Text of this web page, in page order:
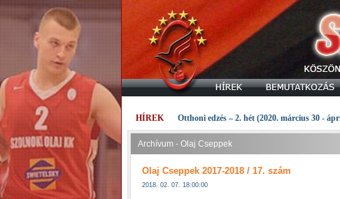
HÍREK Otthoni edzés – 2. hét (2020. március 30 -
Archívum - Olaj Cseppek
Olaj Cseppek 2017-2018 / 17. szám
2018. 02. 07. 18:00:00